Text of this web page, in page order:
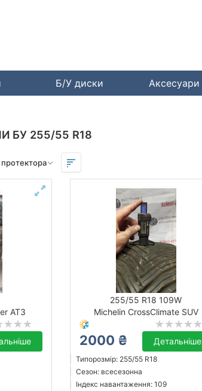
Б/У диски Аксесуари
БУ 255/55 R18
AT3
255/55 R18 109W
Michelin CrossClimate SUV
2000 ₴ Детальніше
Типорозмір: 255/55 R18
Сезон: всесезонна
Індекс навантаження: 109